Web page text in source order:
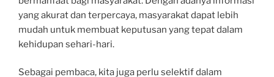
yang akurat dan terpercaya, masyarakat dapat lebih
mudah untuk membuat keputusan yang tepat dalam
kehidupan sehari-hari.
Sebagai pembaca, kita juga perlu selektif dalam